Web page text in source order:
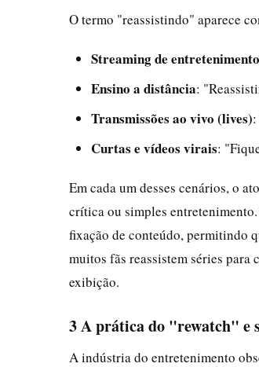
O termo "reassistindo" aparece
Streaming de entretenimento
Ensino a distância:
Transmissões ao vivo (lives)
Curtas e vídeos virais:
Em cada um desses cenários, o
crítica ou simples
fixação de conteúdo, permitindo
muitos fãs reassistem séries para
exibição.
3 A prática do "rewatch" e
A indústria do entretenimento